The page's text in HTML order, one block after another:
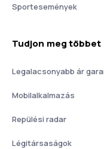
Sportesemények
Tudjon meg többet
Legalacsonyabb ár
Mobilalkalmazás
Repülési radar
Légitársaságok